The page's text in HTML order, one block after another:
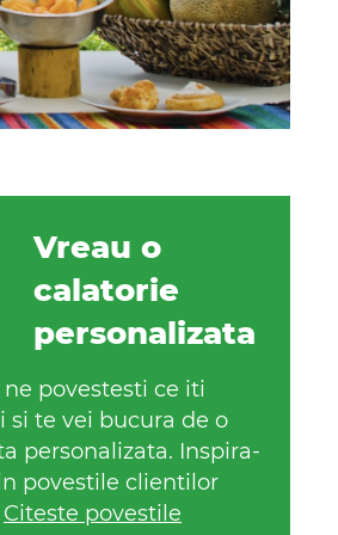
Vreau o
calatorie
personalizata
ne povestesti ce iti
si te vei bucura de o
personalizata. Inspira-
povestile clientilor
Citeste povestile